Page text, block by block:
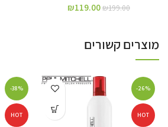
₪199.00
₪119.00
מוצרים קשורים
-26%
HOT
-38%
HOT